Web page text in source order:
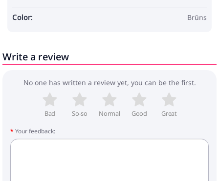
Krāsa: Brūna
Materiāls: Cietā akācijas koks
Piegāde satur:
2 x Stūra krēsls: 50 x 50 x 91 cm
3 x Sols: 100 x 50 x 91 cm
(GarumsxPlatumsxAugstums)
Color: Brūns
Write a review
No one has written a review yet, you can be the first.
Bad So-so Normal Good Great
Your feedback: